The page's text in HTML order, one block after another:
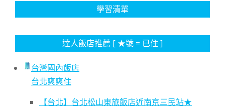
學習清單
達人飯店推薦 [ ★號 = 已住 ]
台灣國內飯店
台北爽爽住
【台北】台北松山東旅飯店近南京三民站★